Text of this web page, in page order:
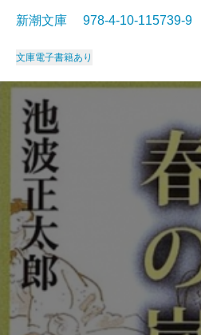
新潮文庫 978-4-10-115739-
文庫電子書籍あり